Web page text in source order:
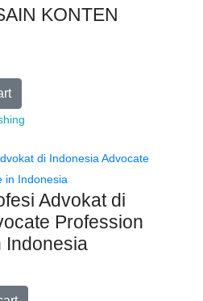
KONTEN
Advokat di
Profession
Indonesia